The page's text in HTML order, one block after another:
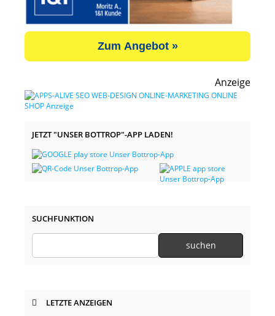
Zum Angebot »
Anzeige
JETZT "UNSER BOTTROP"-APP LADEN!
SUCHFUNKTION
LETZTE ANZEIGEN